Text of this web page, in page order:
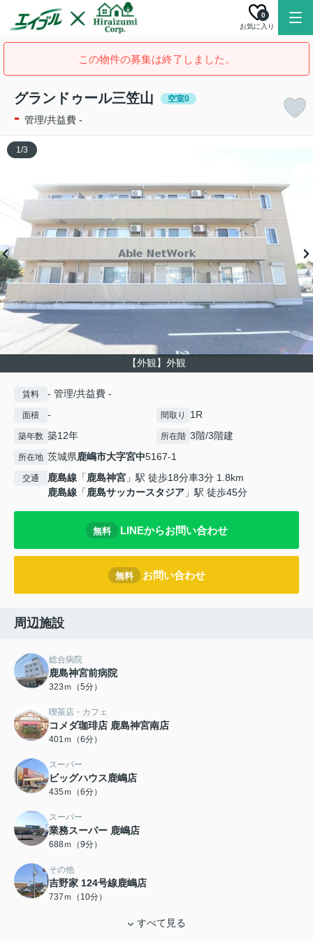
お気に入り
0
この物件の募集は終了しました。
グランドゥール三笠山 空室0
- 管理/共益費 -
【外観】外観
1/3
賃料 - 管理/共益費 -
面積 - 間取り 1R
築年数 築12年 所在階 3階/3階建
所在地 茨城県鹿嶋市大字宮中5167-1
交通 鹿島線 「鹿島神宮 」駅 徒歩18分車3分 1.8km
鹿島線 「鹿島サッカースタジア 」駅 徒歩45分
無料 LINEからお問い合わせ
無料 お問い合わせ
周辺施設
総合病院
鹿島神宮前病院
323ｍ（5分）
喫茶店・カフェ
コメダ珈琲店 鹿島神宮南店
401ｍ（6分）
スーパー
ビッグハウス鹿嶋店
435ｍ（6分）
スーパー
業務スーパー 鹿嶋店
688ｍ（9分）
その他
吉野家 124号線鹿嶋店
737ｍ（10分）
すべて見る